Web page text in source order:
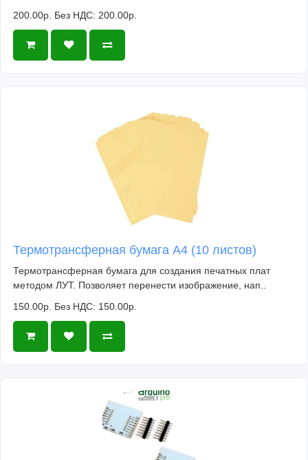
200.00р. Без НДС: 200.00р.
Термотрансферная бумага А4 (10 листов)
Термотрансферная бумага для создания печатных плат
методом ЛУТ. Позволяет перенести изображение, нап..
150.00р. Без НДС: 150.00р.